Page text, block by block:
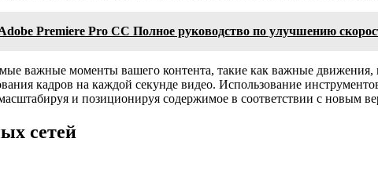
Premiere Pro CC Полное руководство по улучшению
важные моменты вашего контента, такие как важные
кадров на каждой секунде видео. Использование
и позиционируя содержимое в соответствии с новым
сетей